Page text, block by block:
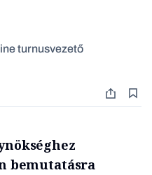
turnusvezető
bemutatásra